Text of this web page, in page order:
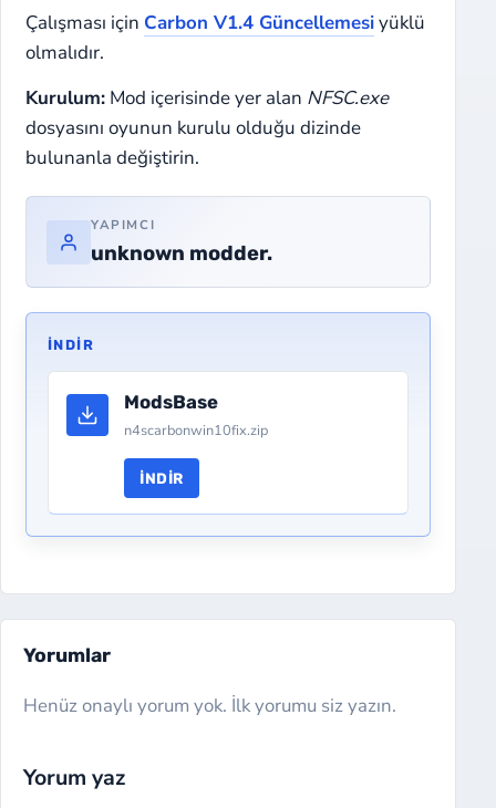
Çalışması için Carbon V1.4 Güncellemesiyüklü
olmalıdır.
Kurulum: Mod içerisinde yer alan NFSC.exe
dosyasını oyunun kurulu olduğu dizinde
bulunanla değiştirin.
YAPIMCI
unknown modder.
İNDIR
ModsBase
n4scarbonwin10fix.zip
İNDIR
Yorumlar
Henüz onaylı yorum yok. İlk yorumu siz yazın.
Yorum yaz